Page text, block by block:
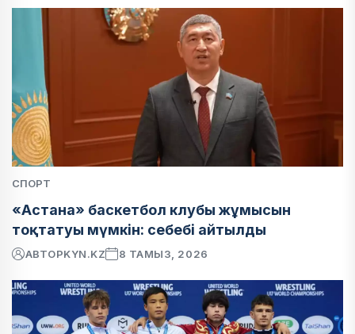
СПОРТ
«Астана» баскетбол клубы жұмысын
тоқтатуы мүмкін: себебі айтылды
АВТОРKYN.KZ 8 ТАМЫЗ, 2026